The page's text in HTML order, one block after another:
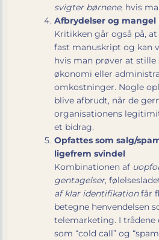
svigter børnene, hvis
Afbrydelser og mangel
Kritikken går også på,
fast manuskript og kan
hvis man prøver at
økonomi eller
omkostninger. Nogle
blive afbrudt, når de
organisationens
et bidrag.
Opfattes som salg/
ligefrem svindel
Kombinationen af
gentagelser,
af klar identifikationfår
betegne henvendelsen
telemarketing. I
som “cold call” og